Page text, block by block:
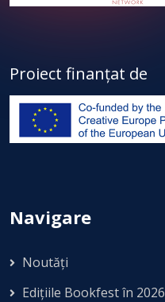
Proiect finanțat de
Navigare
Noutăți
Edițiile Bookfest în 2026